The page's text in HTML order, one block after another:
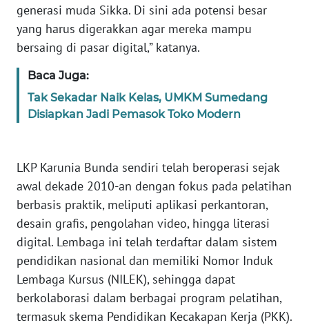
generasi muda Sikka. Di sini ada potensi besar
yang harus digerakkan agar mereka mampu
bersaing di pasar digital,” katanya.
Baca Juga:
Tak Sekadar Naik Kelas, UMKM Sumedang
Disiapkan Jadi Pemasok Toko Modern
LKP Karunia Bunda sendiri telah beroperasi sejak
awal dekade 2010-an dengan fokus pada pelatihan
berbasis praktik, meliputi aplikasi perkantoran,
desain grafis, pengolahan video, hingga literasi
digital. Lembaga ini telah terdaftar dalam sistem
pendidikan nasional dan memiliki Nomor Induk
Lembaga Kursus (NILEK), sehingga dapat
berkolaborasi dalam berbagai program pelatihan,
termasuk skema Pendidikan Kecakapan Kerja (PKK).
WN
SULTRA
WN
NTB
WN
SULBAR
WN
BABEL
WN
SUMBAR